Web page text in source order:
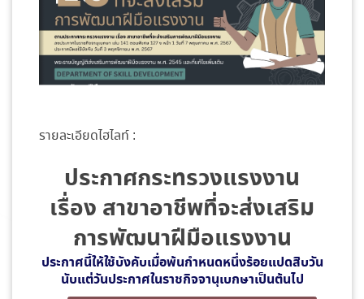
รายละเอียดไฮไลท์ :
ประกาศกระทรวงแรงงาน
เรื่อง สาขาอาชีพที่จะส่งเสริม
การพัฒนาฝีมือแรงงาน
ประกาศนี้ให้ใช้บังคับเมื่อพ้นกำหนดหนึ่งร้อยแปดสิบวัน
นับแต่วันประกาศในราชกิจจานุเบกษาเป็นต้นไป